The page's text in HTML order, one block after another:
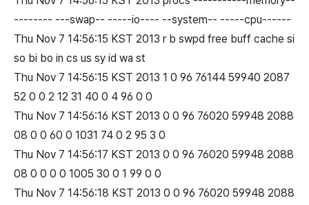
-------- ---swap-- -----io---- --system-- -----cpu------
Thu Nov 7 14:56:15 KST 2013 r b swpd free buff cache si
so bi bo in cs us sy id wa st
Thu Nov 7 14:56:15 KST 2013 1 0 96 76144 59940 2087
52 0 0 2 12 31 40 0 4 96 0 0
Thu Nov 7 14:56:16 KST 2013 0 0 96 76020 59948 2088
08 0 0 60 0 1031 74 0 2 95 3 0
Thu Nov 7 14:56:17 KST 2013 0 0 96 76020 59948 2088
08 0 0 0 0 1005 30 0 1 99 0 0
Thu Nov 7 14:56:18 KST 2013 0 0 96 76020 59948 2088